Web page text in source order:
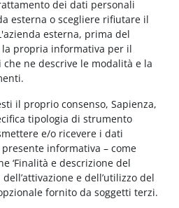
dei dati personali
esterna o scegliere rifiutare il
esterna, prima del
la propria informativa per il
ne descrive le modalità e la
il proprio consenso, Sapienza,
tipologia di strumento
e/o ricevere i dati
informativa – come
‘Finalità e descrizione del
e dell’utilizzo del
fornito da soggetti terzi.